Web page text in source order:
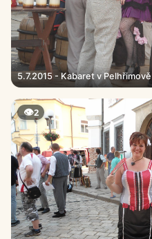
5.7.2015 - Kabaret v Pelhřimově
👁2